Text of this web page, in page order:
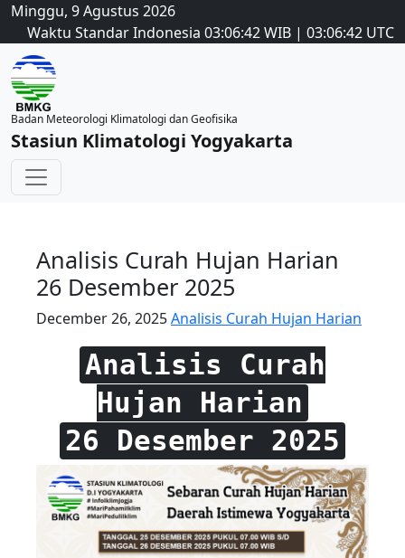
Minggu, 9 Agustus 2026
Waktu Standar Indonesia 03:06:42WIB | 03:06:42 UTC
Badan Meteorologi Klimatologi dan Geofisika
Stasiun Klimatologi Yogyakarta
Analisis Curah Hujan Harian
26 Desember 2025
December 26, 2025Analisis Curah Hujan Harian
Analisis Curah
Hujan Harian
26 Desember 2025